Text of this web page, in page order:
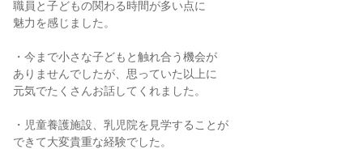
職員と子どもの関わる時間が多い点に
魅力を感じました。
・今まで小さな子どもと触れ合う機会が
ありませんでしたが、思っていた以上に
元気でたくさんお話してくれました。
・児童養護施設、乳児院を見学することが
できて大変貴重な経験でした。